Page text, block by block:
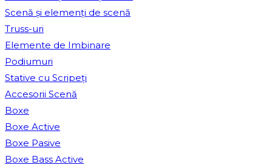
Scenă și elemenți de scenă
Truss-uri
Elemente de Imbinare
Podiumuri
Stative cu Scripeți
Accesorii Scenă
Boxe
Boxe Active
Boxe Pasive
Boxe Bass Active